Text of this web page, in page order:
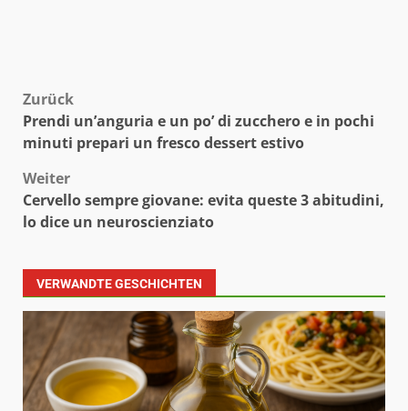
Beitragsnavigation
Zurück
Prendi un’anguria e un po’ di zucchero e in pochi
minuti prepari un fresco dessert estivo
Weiter
Cervello sempre giovane: evita queste 3 abitudini,
lo dice un neuroscienziato
VERWANDTE GESCHICHTEN